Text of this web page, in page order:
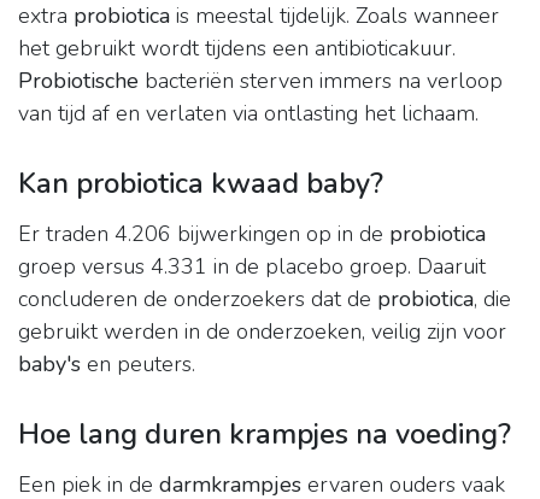
extra probiotica is meestal tijdelijk. Zoals wanneer
het gebruikt wordt tijdens een antibioticakuur.
Probiotische bacteriën sterven immers na verloop
van tijd af en verlaten via ontlasting het lichaam.
Kan probiotica kwaad baby?
Er traden 4.206 bijwerkingen op in de probiotica
groep versus 4.331 in de placebo groep. Daaruit
concluderen de onderzoekers dat de probiotica, die
gebruikt werden in de onderzoeken, veilig zijn voor
baby's en peuters.
Hoe lang duren krampjes na voeding?
Een piek in de darmkrampjes ervaren ouders vaak